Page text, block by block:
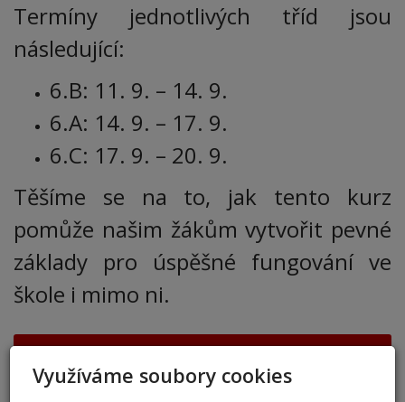
Termíny jednotlivých tříd jsou
následující:
6.B: 11. 9. – 14. 9.
6.A: 14. 9. – 17. 9.
6.C: 17. 9. – 20. 9.
Těšíme se na to, jak tento kurz
pomůže našim žákům vytvořit pevné
základy pro úspěšné fungování ve
škole i mimo ni.
AKTUALITY
přestup 6. ročník 2026
Využíváme soubory cookies